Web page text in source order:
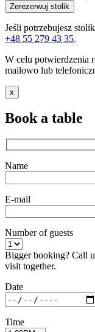
Jeśli potrzebujesz
+48 55 279 43 35.
W celu potwierdzenia
mailowo lub
x
Book a table
Name
E-mail
Number of guests
Bigger booking? Call
visit together.
Date
Time